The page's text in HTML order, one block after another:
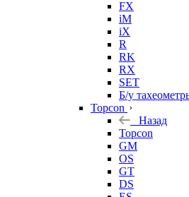
FX
iM
iX
R
RK
RX
SET
Б/у
Topcon
Назад
Topcon
GM
OS
GT
DS